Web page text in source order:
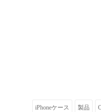
iPhoneケース 製品